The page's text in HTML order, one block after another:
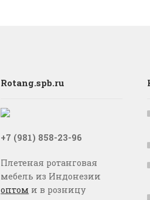
Rotang.spb.ru
+7 (981) 858-23-96
Плетеная ротанговая
мебель из Индонезии
оптом и в розницу